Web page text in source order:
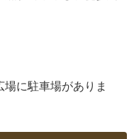
に駐車場がありま